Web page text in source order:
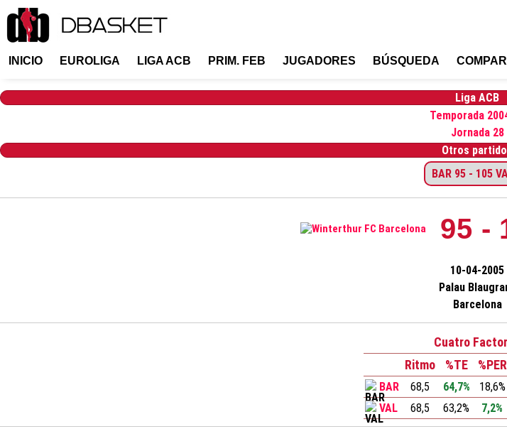
INICIO EUROLIGA LIGA ACB PRIM. FEB JUGADORES BÚSQUEDA
Liga ACB
Temporada
Jornada 28
Otros
95 -
10-04-2005
Palau
Barcelona
Cuatro
Ritmo
%TE %PER
BAR 68,5 64,7% 18,6%
VAL
68,5 63,2% 7,2%